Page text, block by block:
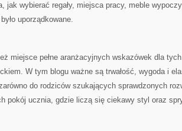
jak wybierać regały, miejsca pracy, meble
uporządkowane.
miejsce pełne aranżacyjnych wskazówek dla
W tym blogu ważne są trwałość, wygoda i
do rodziców szukających sprawdzonych
pokój ucznia, gdzie liczą się ciekawy styl oraz